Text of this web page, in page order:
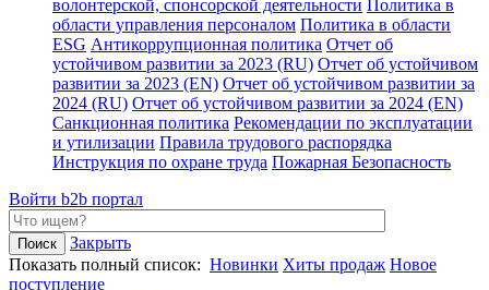
волонтерской, спонсорской деятельности Политика в
области управления персоналом Политика в области
ESG Антикоррупционная политика Отчет об
устойчивом развитии за 2023 (RU) Отчет об устойчивом
развитии за 2023 (EN) Отчет об устойчивом развитии за
2024 (RU) Отчет об устойчивом развитии за 2024 (EN)
Санкционная политика Рекомендации по эксплуатации
и утилизации Правила трудового распорядка
Инструкция по охране труда Пожарная Безопасность
Войти b2b портал
Закрыть
Показать полный список: Новинки Хиты продаж Новое
поступление